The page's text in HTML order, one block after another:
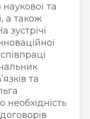
та
а також
зустрічі
та